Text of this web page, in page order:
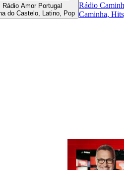
Rádio Amor Portugal
do Castelo, Latino, Pop
Rádio Caminha
Caminha,